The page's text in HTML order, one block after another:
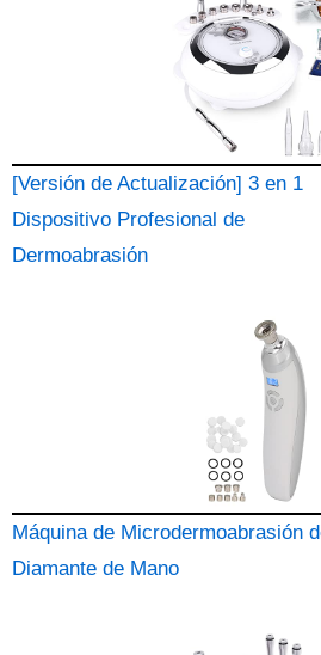
[Versión de Actualización] 3 en 1
Dispositivo Profesional de
Dermoabrasión
Máquina de Microdermoabrasión
Diamante de Mano